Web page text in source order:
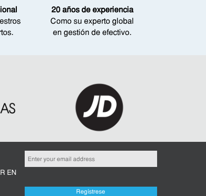
20 años de experiencia
Como su experto global
en gestión de efectivo.
EN
Regístrese